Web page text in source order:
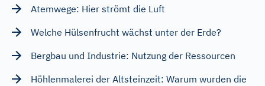
Atemwege: Hier strömt die Luft
Welche Hülsenfrucht wächst unter der Erde?
Bergbau und Industrie: Nutzung der Ressourcen
Höhlenmalerei der Altsteinzeit: Warum wurden die